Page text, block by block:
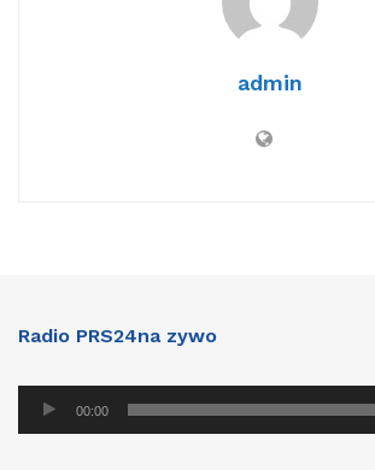
admin
Radio PRS24na zywo
00:00